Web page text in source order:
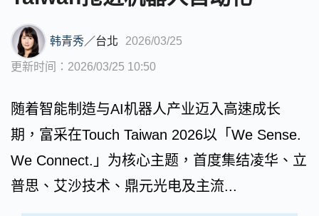
韩青秀／台北 2026/03/25
更新时间：2026/03/25 10:50
随着智能制造与AI机器人产业迈入高速成长
期，富采在Touch Taiwan 2026以「We Sense.
We Connect.」为核心主题，首度集结凌华、立
普思、艾沙技术、鼎元光电及主流...